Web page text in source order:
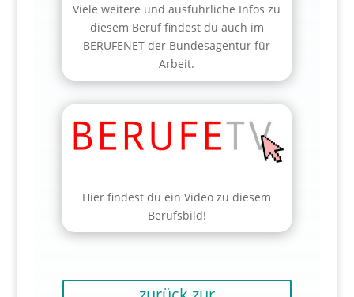
Viele weitere und ausführliche Infos zu
diesem Beruf findest du auch im
BERUFENET der Bundesagentur für
Arbeit.
Hier findest du ein Video zu diesem
Berufsbild!